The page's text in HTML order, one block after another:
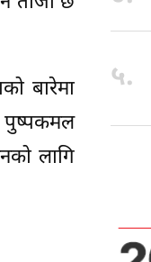
बारेमा
पुष्पकमल
लागि
५.